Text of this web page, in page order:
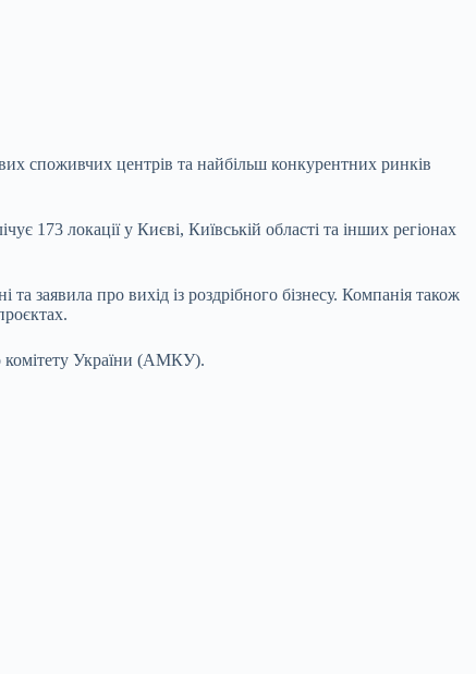
споживчих центрів та найбільш конкурентних ринків
173 локації у Києві, Київській області та інших регіонах
та заявила про вихід із роздрібного бізнесу. Компанія також
комітету України (АМКУ).